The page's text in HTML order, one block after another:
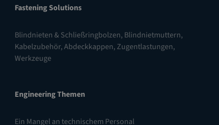
Fastening Solutions
Blindnieten & Schließringbolzen, Blindnietmuttern,
Kabelzubehör, Abdeckkappen, Zugentlastungen,
Werkzeuge
Engineering Themen
Ein Mangel an technischem Personal